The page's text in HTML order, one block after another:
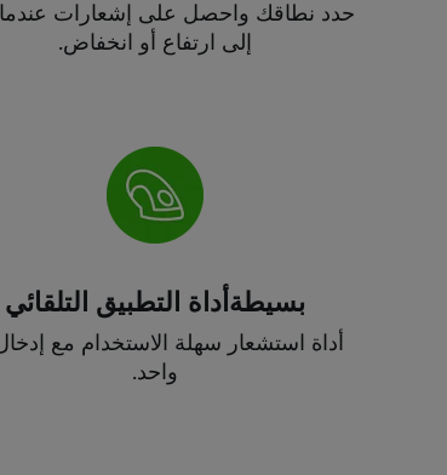
حدد نطاقك واحصل على إشعارات عندما
إلى ارتفاع أو انخفاض.
بسيطةأداة التطبيق التلقائي
أداة استشعار سهلة الاستخدام مع
واحد.